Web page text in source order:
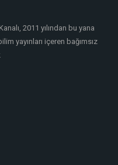
2011 yılından bu yana
yayınları içeren bağımsız